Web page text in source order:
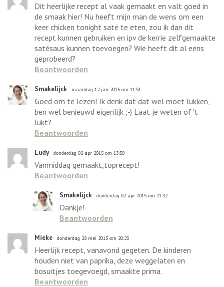
Dit heerlijke recept al vaak gemaakt en valt goed in
de smaak hier! Nu heeft mijn man de wens om een
keer chicken tonight saté te eten, zou ik dan dit
recept kunnen gebruiken en ipv de kerrie zelfgemaakte
satésaus kunnen toevoegen? Wie heeft dit al eens
geprobeerd?
Beantwoorden
Smakelijck maandag 12 jan 2015 om 11:51
Goed om te lezen! Ik denk dat dat wel moet lukken,
ben wel benieuwd eigenlijk ;-) Laat je weten of 't
lukt?
Beantwoorden
Ludy donderdag 02 apr 2015 om 13:50
Vanmiddag gemaakt,toprecept!
Beantwoorden
Smakelijck donderdag 02 apr 2015 om 21:32
Dankje!
Beantwoorden
Mieke donderdag 28 mei 2015 om 20:23
Heerlijk recept, vanavond gegeten. De kinderen
houden niet van paprika, deze weggelaten en
bosuitjes toegevoegd, smaakte prima.
Beantwoorden